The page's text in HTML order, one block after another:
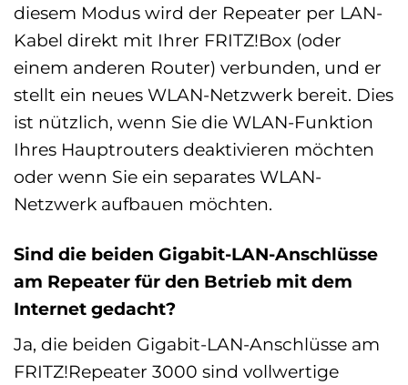
diesem Modus wird der Repeater per LAN-
Kabel direkt mit Ihrer FRITZ!Box (oder
einem anderen Router) verbunden, und er
stellt ein neues WLAN-Netzwerk bereit. Dies
ist nützlich, wenn Sie die WLAN-Funktion
Ihres Hauptrouters deaktivieren möchten
oder wenn Sie ein separates WLAN-
Netzwerk aufbauen möchten.
Sind die beiden Gigabit-LAN-Anschlüsse
am Repeater für den Betrieb mit dem
Internet gedacht?
Ja, die beiden Gigabit-LAN-Anschlüsse am
FRITZ!Repeater 3000 sind vollwertige